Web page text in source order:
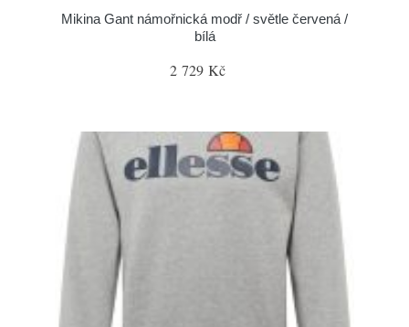
Mikina Gant námořnická modř / světle červená /
bílá
2 729 Kč